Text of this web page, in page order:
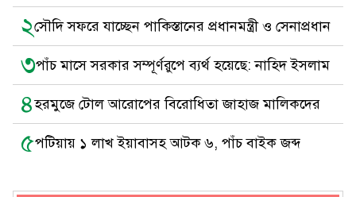
২সৌদি সফরে যাচ্ছেন পাকিস্তানের প্রধানমন্ত্রী ও সেনাপ্রধান
৩পাঁচ মাসে সরকার সম্পূর্ণরুপে ব্যর্থ হয়েছে: নাহিদ ইসলাম
৪হরমুজে টোল আরোপের বিরোধিতা জাহাজ মালিকদের
৫পটিয়ায় ১ লাখ ইয়াবাসহ আটক ৬, পাঁচ বাইক জব্দ